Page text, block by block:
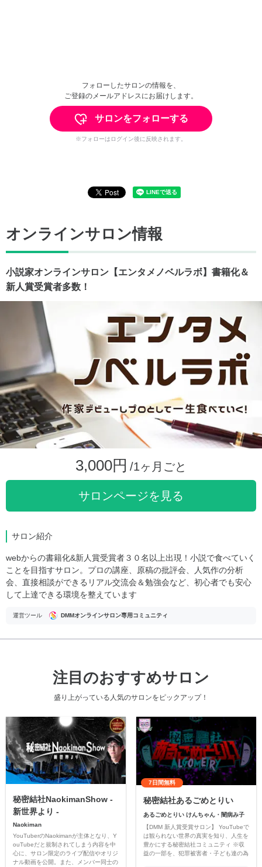
フォローしたサロンの情報を、
ご登録のメールアドレスにお届けします。
サロンをフォローする
※フォローはログイン後に反映されます。
オンラインサロン情報
小説家オンラインサロン【エンタメノベルラボ】書籍化＆
新人賞受賞者多数！
3,000円 /1ヶ月ごと
サロンページを見る
サロン紹介
webからの書籍化&新人賞受賞者３０名以上出現！小説で食べていく
ことを目指すサロン。プロの講座、原稿の批評会、人気作の分析
会、直接相談ができるリアル交流会＆勉強会など、初心者でも安心
して上達できる環境を整えています
運営ツール DMMオンラインサロン専用コミュニティ
注目のおすすめサロン
盛り上がっている人気のサロンをピックアップ！
秘密結社NaokimanShow -
新世界より -
Naokiman
YouTuberのNaokimanが主体となり、Y
ouTubeだと規制されてしまう内容を中
心に、サロン限定のライブ配信やオリジ
ナル動画を公開。また、メンバー同士の
7日間無料
秘密結社あるごめとりい
あるごめとりい けんちゃん・闇病み子
【DMM 新人賞受賞サロン】 YouTubeで
は観られない世界の真実を知り、人生を
豊かにする秘密結社コミュニティ ※収
益の一部を、犯罪被害者・子ども達の為